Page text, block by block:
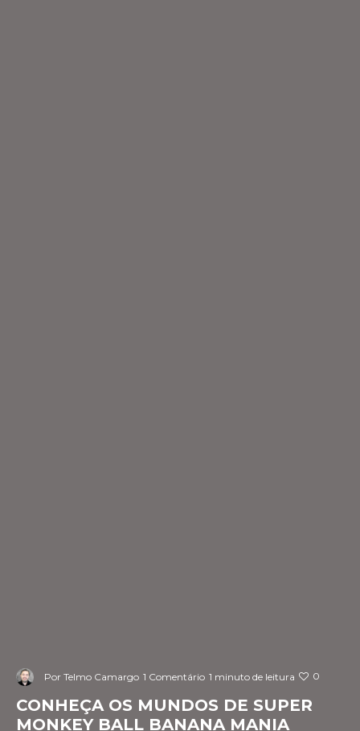
Por Telmo Camargo 1 Comentário 1 minuto de leitura 0
CONHEÇA OS MUNDOS DE SUPER
MONKEY BALL BANANA MANIA